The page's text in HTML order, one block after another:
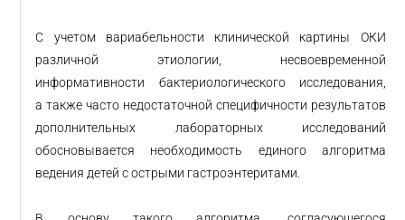
С учетом вариабельности клинической картины ОКИ
различной этиологии, несвоевременной
информативности бактериологического исследования,
а также часто недостаточной специфичности результатов
дополнительных лабораторных исследований
обосновывается необходимость единого алгоритма
ведения детей с острыми гастроэнтеритами.